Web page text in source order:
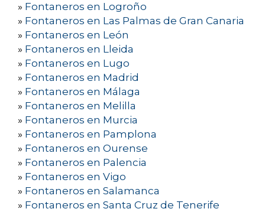
» Fontaneros en Logroño
» Fontaneros en Las Palmas de Gran Canaria
» Fontaneros en León
» Fontaneros en Lleida
» Fontaneros en Lugo
» Fontaneros en Madrid
» Fontaneros en Málaga
» Fontaneros en Melilla
» Fontaneros en Murcia
» Fontaneros en Pamplona
» Fontaneros en Ourense
» Fontaneros en Palencia
» Fontaneros en Vigo
» Fontaneros en Salamanca
» Fontaneros en Santa Cruz de Tenerife